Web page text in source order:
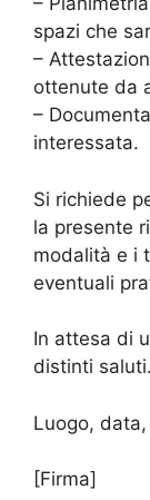
spazi che
–
ottenute da
–
interessata.
Si richiede
la presente
modalità e i
eventuali
In attesa di
distinti saluti.
Luogo, data,
[Firma]